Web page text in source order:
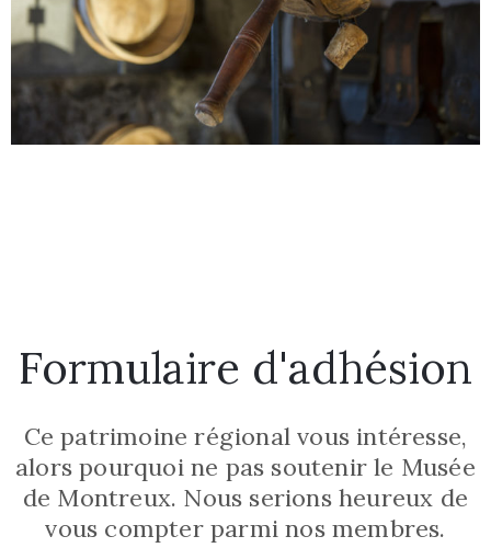
Formulaire d'adhésion
Ce patrimoine régional vous intéresse,
alors pourquoi ne pas soutenir le Musée
de Montreux. Nous serions heureux de
vous compter parmi nos membres.